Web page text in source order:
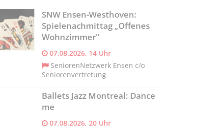
SNW Ensen-Westhoven:
Spielenachmittag „Offenes
Wohnzimmer"
07.08.2026, 14 Uhr
SeniorenNetzwerk Ensen c/o
Seniorenvertretung
Ballets Jazz Montreal: Dance
me
07.08.2026, 20 Uhr